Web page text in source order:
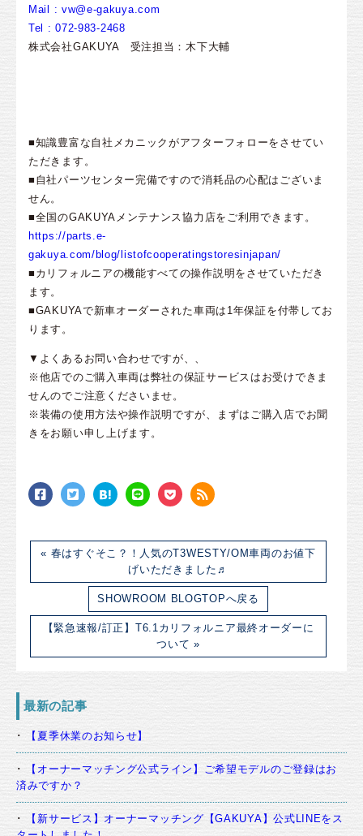
Mail : vw@e-gakuya.com
Tel : 072-983-2468
株式会社GAKUYA 受注担当：木下大輔
■知識豊富な自社メカニックがアフターフォローをさせてい
ただきます。
■自社パーツセンター完備ですので消耗品の心配はございま
せん。
■全国のGAKUYAメンテナンス協力店をご利用できます。
https://parts.e-
gakuya.com/blog/listofcooperatingstoresinjapan/
■カリフォルニアの機能すべての操作説明をさせていただき
ます。
■GAKUYAで新車オーダーされた車両は1年保証を付帯してお
ります。
▼よくあるお問い合わせですが、、
※他店でのご購入車両は弊社の保証サービスはお受けできま
せんのでご注意くださいませ。
※装備の使用方法や操作説明ですが、まずはご購入店でお聞
きをお願い申し上げます。
« 春はすぐそこ？！人気のT3WESTY/OM車両のお値下
げいただきました♬
SHOWROOM BLOGTOPへ戻る
【緊急速報/訂正】T6.1カリフォルニア最終オーダーに
ついて »
最新の記事
【夏季休業のお知らせ】
【オーナーマッチング公式ライン】ご希望モデルのご登録はお
済みですか？
【新サービス】オーナーマッチング【GAKUYA】公式LINEをス